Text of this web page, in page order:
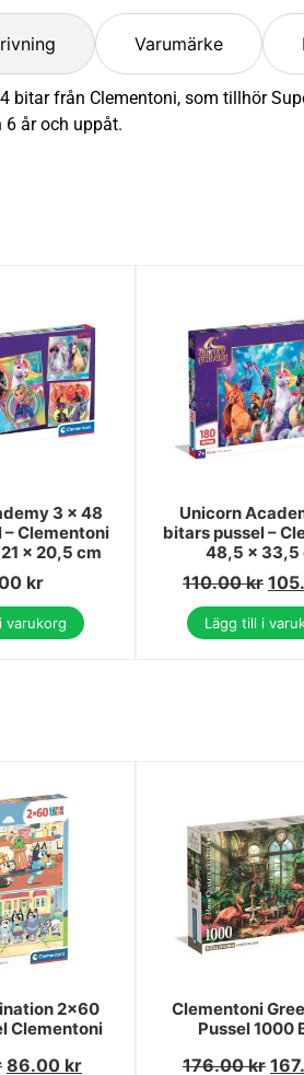
Varumärke
bitar från Clementoni, som tillhör
år och uppåt.
3 x 48
Clementoni
x 20,5 cm
kr
varukorg
Unicorn
bitars pussel –
48,5 x 33,5
110.00kr
Lägg till i
2x60
Clementoni
86.00 kr
Clementoni
Pussel 1000
176.00kr